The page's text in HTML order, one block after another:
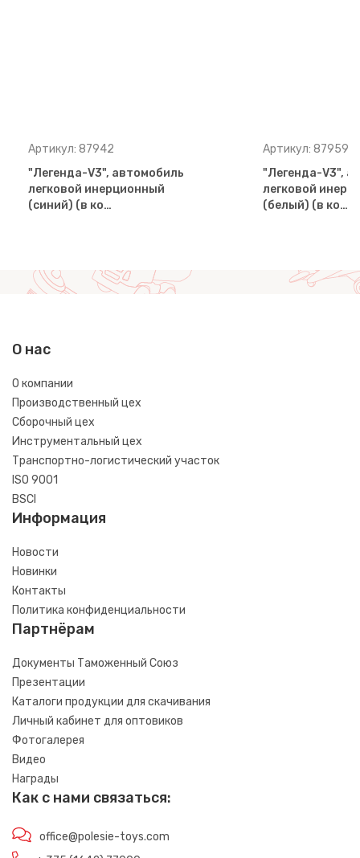
Артикул: 87942
"Легенда-V3", автомобиль
легковой инерционный
(синий) (в ко…
Артикул: 87959
"Легенда-V3",
легковой
(белый) (в ко…
О нас
О компании
Производственный цех
Сборочный цех
Инструментальный цех
Транспортно-логистический участок
ISO 9001
BSCI
Информация
Новости
Новинки
Контакты
Политика конфиденциальности
Партнёрам
Документы Таможенный Союз
Презентации
Каталоги продукции для скачивания
Личный кабинет для оптовиков
Фотогалерея
Видео
Награды
Как с нами связаться:
office@polesie-toys.com